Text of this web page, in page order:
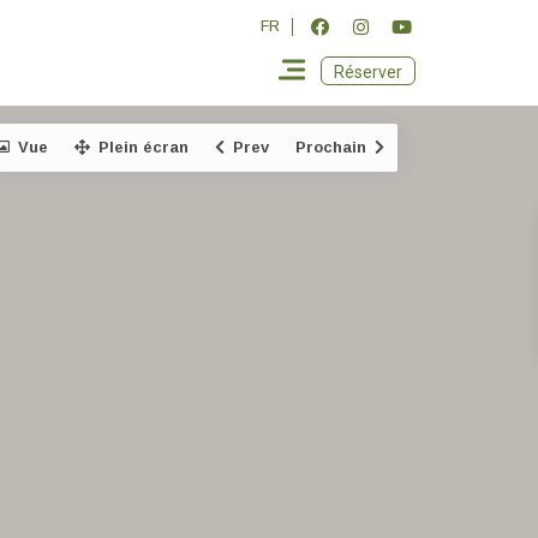
FR
Réserver
Vue Plein écran Prev Prochain